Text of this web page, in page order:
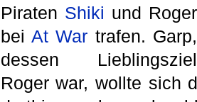
Piraten Shiki und Roger
bei At War trafen. Garp,
dessen Lieblingsziel
Roger war, wollte sich